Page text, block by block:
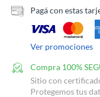
Pagá con estas
Ver promociones
Compra 100%
Sitio con
Protegemos tus